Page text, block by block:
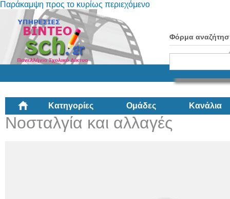
Παράκαμψη προς το κυρίως περιεχόμενο
Φόρμα
Κατηγορίες Ομάδες Κανάλια
Νοσταλγία και αλλαγές